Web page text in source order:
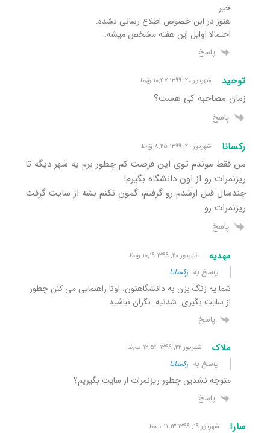
خیر.
هنوز در ابن خصوص اطلاع رسانی نشده.
احتمالا اوایل این هفته مشخص میشه.
پاسخ
توحید شهریور ۲۰, ۱۳۹۹ ۱۰:۴۷ ق٫ظ
زمان مصاحبه کی هست؟
پاسخ
رکسانا شهریور ۲۰, ۱۳۹۹ ۸:۲۵ ق٫ظ
من فقط موندم توی این فرصت کم چطور برم یه شهر دیگه تا
ریزنمرات رو از اون دانشگاه بگیرم!
چندسال قبل ارشدم رو گرفتم، گمون نکنم بشه از سایت گرفت
ریزنمرات رو
پاسخ
مهدیه شهریور ۲۰, ۱۳۹۹ ۱۰:۱۹ ق٫ظ
پاسخ به رکسانا
شما یه زنگ بزن به دانشگاهتون. اونا راهنمایی می کنن چطور
از سایت بگیری. شدنیه. نگران نباشید
پاسخ
ملاک شهریور ۲۲, ۱۳۹۹ ۱۲:۵۴ ب٫ظ
پاسخ به رکسانا
متوجه نشدین چطور ریزنمرات از سایت بگیریم؟
پاسخ
سارا شهریور ۱۹, ۱۳۹۹ ۱۱:۱۳ ب٫ظ